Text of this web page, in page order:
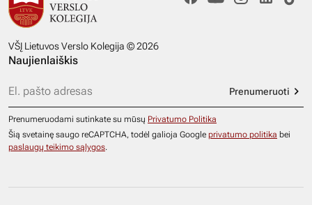
VŠĮ Lietuvos Verslo Kolegija © 2026
Naujienlaiškis
Prenumeruoti
Prenumeruodami sutinkate su mūsų Privatumo Politika
Šią svetainę saugo reCAPTCHA, todėl galioja Google privatumo politika bei
paslaugų teikimo sąlygos.